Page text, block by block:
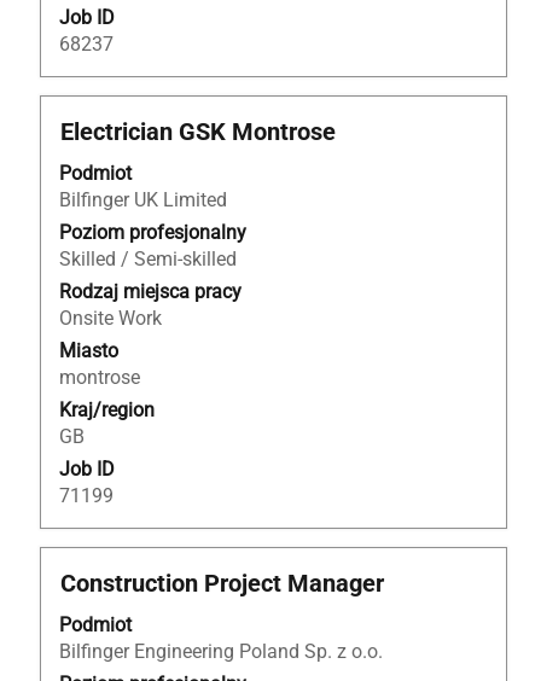
Job ID
68237
Tytuł
Electrician GSK Montrose
Podmiot
Bilfinger UK Limited
Poziom profesjonalny
Skilled / Semi-skilled
Rodzaj miejsca pracy
Onsite Work
Miasto
montrose
Kraj/region
GB
Job ID
71199
Zaznacz
pomocą
spacji,
aby
wyświetlić
pełną
treść
danych
oferty
pracy.
Tytuł
Construction Project Manager
Podmiot
Bilfinger Engineering Poland Sp. z o.o.
Zaznacz
pomocą
spacji,